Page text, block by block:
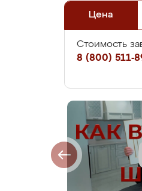
Цена
Стоимость
8 (800) 511-